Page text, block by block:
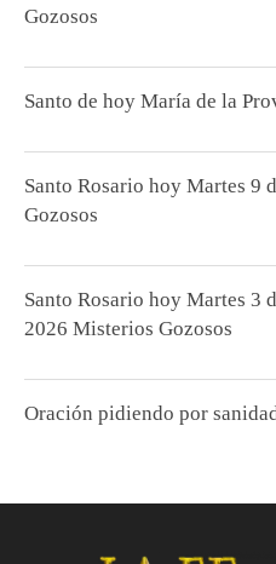
Gozosos
Santo de hoy María de la
Santo Rosario hoy Martes 9
Gozosos
Santo Rosario hoy Martes 3
2026 Misterios Gozosos
Oración pidiendo por